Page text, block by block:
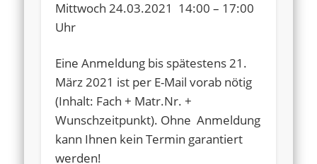
Mittwoch 24.03.2021 14:00 – 17:00
Uhr
Eine Anmeldung bis spätestens 21.
März 2021 ist per E-Mail vorab nötig
(Inhalt: Fach + Matr.Nr. +
Wunschzeitpunkt). Ohne Anmeldung
kann Ihnen kein Termin garantiert
werden!